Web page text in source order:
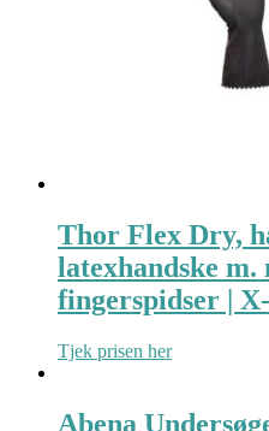
Thor Flex Dry,
latexhandske
fingerspidser |
Tjek prisen her
Abena